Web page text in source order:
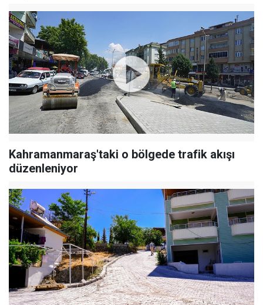
Kahramanmaraş'taki o bölgede trafik akışı
düzenleniyor